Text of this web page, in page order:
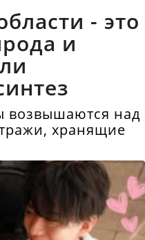
- это
и
возвышаются над
хранящие